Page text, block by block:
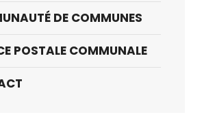
DE COMMUNES
POSTALE COMMUNALE